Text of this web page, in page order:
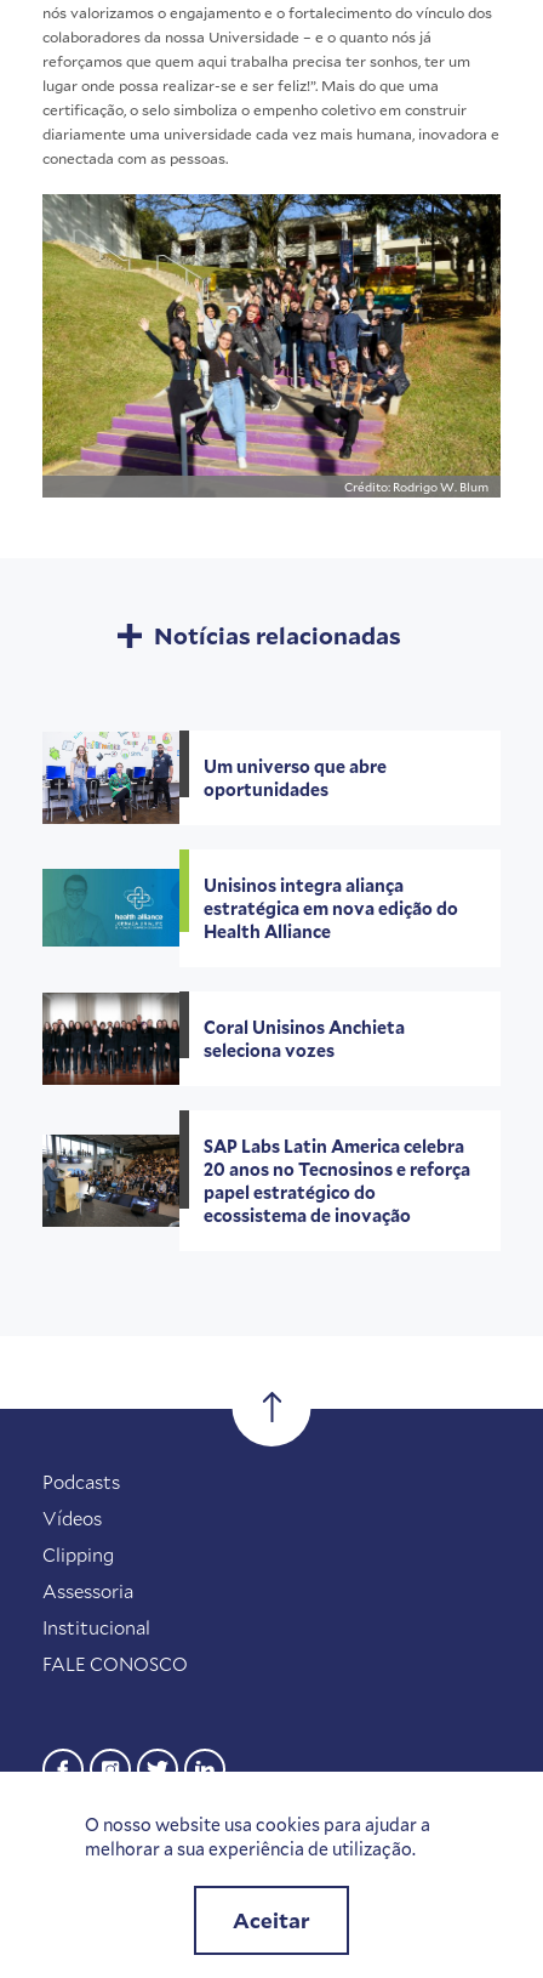
nós valorizamos o engajamento e o fortalecimento do vínculo dos
colaboradores da nossa Universidade – e o quanto nós já
reforçamos que quem aqui trabalha precisa ter sonhos, ter um
lugar onde possa realizar-se e ser feliz!”. Mais do que uma
certificação, o selo simboliza o empenho coletivo em construir
diariamente uma universidade cada vez mais humana, inovadora e
conectada com as pessoas.
Crédito: Rodrigo W. Blum
Notícias relacionadas
Um universo que abre
oportunidades
Unisinos integra aliança
estratégica em nova edição do
Health Alliance
Coral Unisinos Anchieta
seleciona vozes
SAP Labs Latin America celebra
20 anos no Tecnosinos e reforça
papel estratégico do
ecossistema de inovação
O nosso website usa cookies para ajudar a
melhorar a sua experiência de utilização.
Aceitar
Podcasts
Vídeos
Clipping
Assessoria
Institucional
FALE CONOSCO